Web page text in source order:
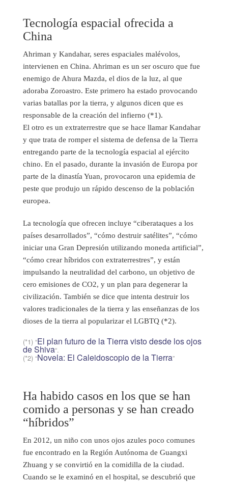
Tecnología espacial ofrecida a
China
Ahriman y Kandahar, seres espaciales malévolos,
intervienen en China. Ahriman es un ser oscuro que fue
enemigo de Ahura Mazda, el dios de la luz, al que
adoraba Zoroastro. Este primero ha estado provocando
varias batallas por la tierra, y algunos dicen que es
responsable de la creación del infierno (*1).
El otro es un extraterrestre que se hace llamar Kandahar
y que trata de romper el sistema de defensa de la Tierra
entregando parte de la tecnología espacial al ejército
chino. En el pasado, durante la invasión de Europa por
parte de la dinastía Yuan, provocaron una epidemia de
peste que produjo un rápido descenso de la población
europea.
La tecnología que ofrecen incluye “ciberataques a los
países desarrollados”, “cómo destruir satélites”, “cómo
iniciar una Gran Depresión utilizando moneda artificial”,
“cómo crear híbridos con extraterrestres”, y están
impulsando la neutralidad del carbono, un objetivo de
cero emisiones de CO2, y un plan para degenerar la
civilización. También se dice que intenta destruir los
valores tradicionales de la tierra y las enseñanzas de los
dioses de la tierra al popularizar el LGBTQ (*2).
(*1) “El plan futuro de la Tierra visto desde los ojos
de Shiva“.
(*2) “Novela: El Caleidoscopio de la Tierra”
Ha habido casos en los que se han
comido a personas y se han creado
“híbridos”
En 2012, un niño con unos ojos azules poco comunes
fue encontrado en la Región Autónoma de Guangxi
Zhuang y se convirtió en la comidilla de la ciudad.
Cuando se le examinó en el hospital, se descubrió que